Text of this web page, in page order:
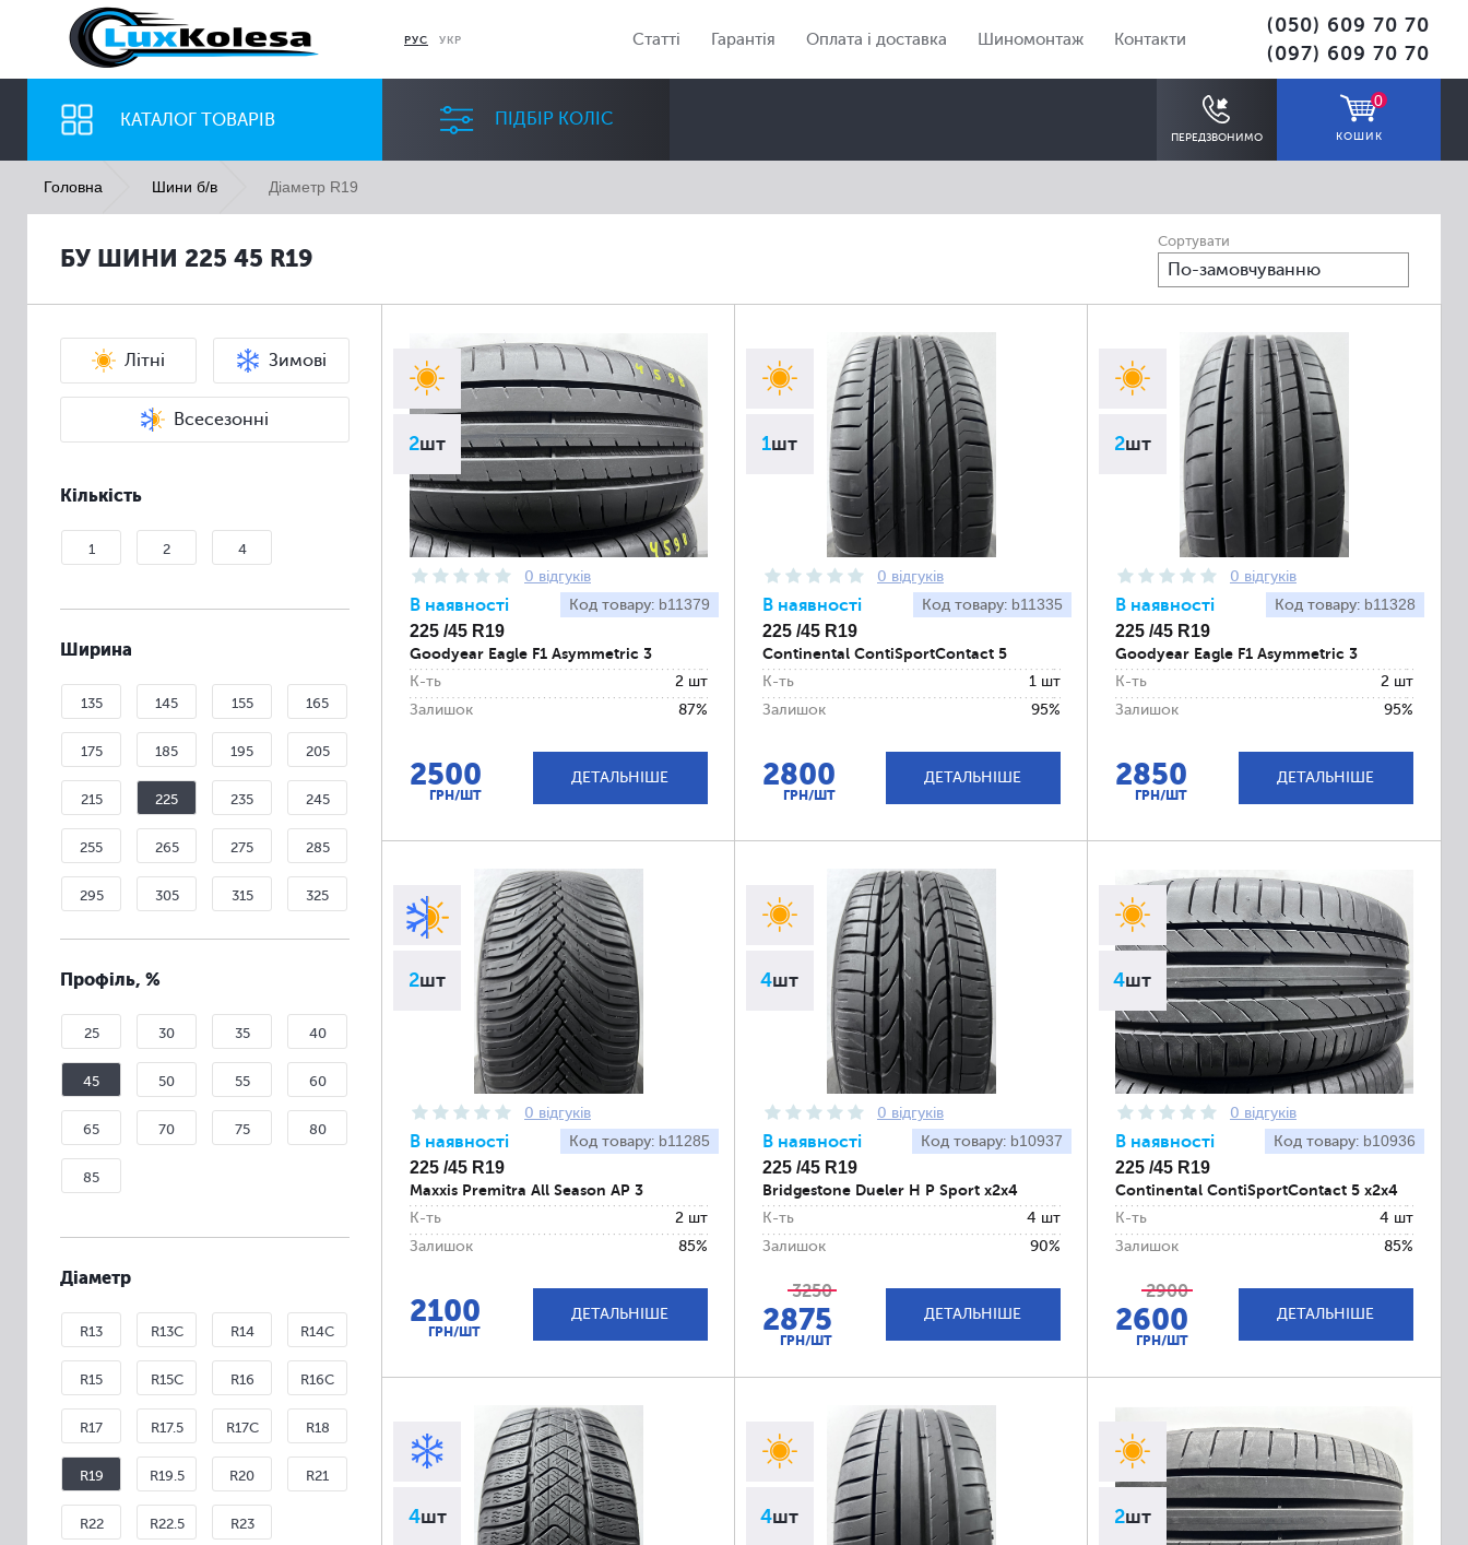
РУС УКР Статті Гарантія Оплата і доставка Шиномонтаж Контакти
(050) 609 70 70
(097) 609 70 70
КАТАЛОГ ТОВАРІВ ПІДБІР КОЛІС
ПЕРЕДЗВОНИМО
0
КОШИК
ШИНИ ДИСКИ
Всі Всі ПІДІБРАТИ
Головна Шини б/в Діаметр R19
БУ ШИНИ 225 45 R19
Сортувати
По-замовчуванню
Літні Зимові
Всесезонні
Кількість
1 2 4
Ширина
135 145 155 165
175 185 195 205
215 225 235 245
255 265 275 285
295 305 315 325
335
Профіль, %
25 30 35 40
45 50 55 60
65 70 75 80
85
Діаметр
R13 R13C R14 R14C
R15 R15C R16 R16C
R17 R17.5 R17C R18
R19 R19.5 R20 R21
R22 R22.5 R23
2шт
0 відгуків
Код товару: b11379
В наявності
225 /45 R19
Goodyear Eagle F1 Asymmetric 3
К-ть
2 шт
Залишок
87%
2500
ГРН/ШТ
ДЕТАЛЬНІШЕ
1шт
0 відгуків
Код товару: b11335
В наявності
225 /45 R19
Continental ContiSportContact 5
К-ть
1 шт
Залишок
95%
2800
ГРН/ШТ
ДЕТАЛЬНІШЕ
2шт
0 відгуків
Код товару: b11328
В наявності
225 /45 R19
Goodyear Eagle F1 Asymmetric 3
К-ть
2 шт
Залишок
95%
2850
ГРН/ШТ
ДЕТАЛЬНІШЕ
2шт
0 відгуків
Код товару: b11285
В наявності
225 /45 R19
Maxxis Premitra All Season AP 3
К-ть
2 шт
Залишок
85%
2100
ГРН/ШТ
ДЕТАЛЬНІШЕ
4шт
0 відгуків
Код товару: b10937
В наявності
225 /45 R19
Bridgestone Dueler H P Sport x2x4
К-ть
4 шт
Залишок
90%
3250
2875
ГРН/ШТ
ДЕТАЛЬНІШЕ
4шт
0 відгуків
Код товару: b10936
В наявності
225 /45 R19
Continental ContiSportContact 5 x2x4
К-ть
4 шт
Залишок
85%
2900
2600
ГРН/ШТ
ДЕТАЛЬНІШЕ
4шт 4шт 2шт